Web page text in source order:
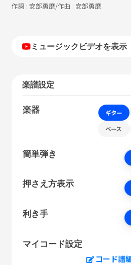
作詞 : 安部勇磨/作曲 : 安部勇磨
ミュージックビデオを表示
楽譜設定
楽器 ギター
ベース
簡単弾き
押さえ方表示
利き手
マイコード設定
コード譜